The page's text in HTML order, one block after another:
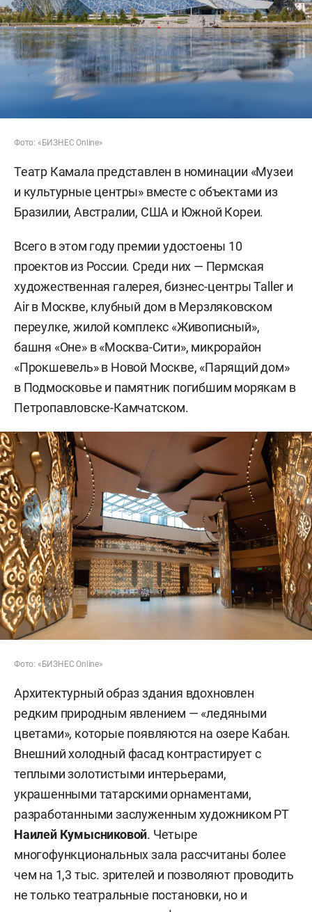
Фото: «БИЗНЕС Online»
Театр Камала представлен в номинации «Музеи
и культурные центры» вместе с объектами из
Бразилии, Австралии, США и Южной Кореи.
Всего в этом году премии удостоены 10
проектов из России. Среди них — Пермская
художественная галерея, бизнес-центры Taller и
Air в Москве, клубный дом в Мерзляковском
переулке, жилой комплекс «Живописный»,
башня «Оне» в «Москва-Сити», микрорайон
«Прокшевель» в Новой Москве, «Парящий дом»
в Подмосковье и памятник погибшим морякам в
Петропавловске-Камчатском.
Фото: «БИЗНЕС Online»
Архитектурный образ здания вдохновлен
редким природным явлением — «ледяными
цветами», которые появляются на озере Кабан.
Внешний холодный фасад контрастирует с
теплыми золотистыми интерьерами,
украшенными татарскими орнаментами,
разработанными заслуженным художником РТ
Наилей Кумысниковой. Четыре
многофункциональных зала рассчитаны более
чем на 1,3 тыс. зрителей и позволяют проводить
не только театральные постановки, но и